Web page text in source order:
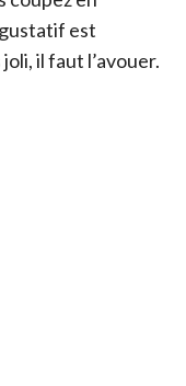
est
il faut l’avouer.